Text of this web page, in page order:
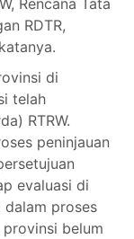
Rencana Tata
RDTR,
di
telah
RTRW.
peninjauan
evaluasi di
dalam proses
belum